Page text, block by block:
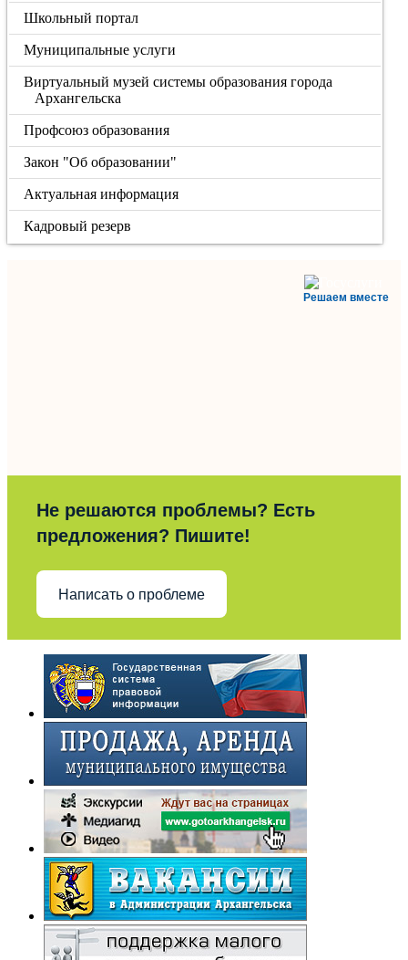
Школьный портал
Муниципальные услуги
Виртуальный музей системы образования города
Архангельска
Профсоюз образования
Закон "Об образовании"
Актуальная информация
Кадровый резерв
Решаем вместе
Не решаются проблемы? Есть
предложения? Пишите!
Написать о проблеме